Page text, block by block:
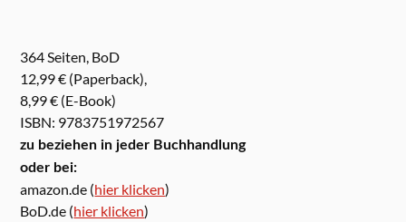
364 Seiten, BoD
12,99 € (Paperback),
8,99 € (E-Book)
ISBN: 9783751972567
zu beziehen in jeder Buchhandlung
oder bei:
amazon.de (hier klicken)
BoD.de (hier klicken)